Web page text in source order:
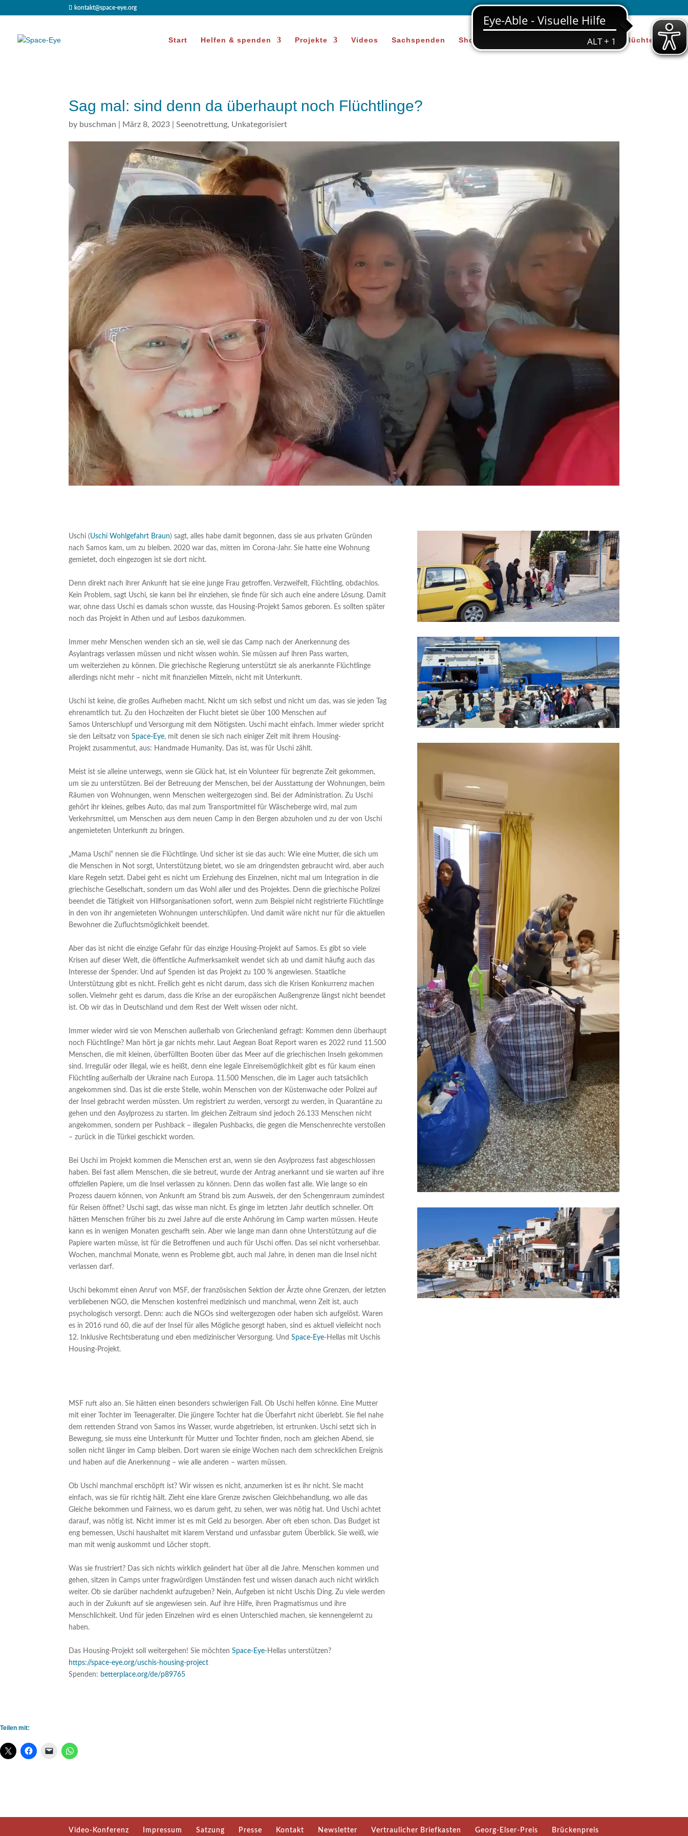
kontakt@space-eye.org
Start Helfen & spenden Projekte Videos Sachspenden Shop Beratung für Geflüchtete
Sag mal: sind denn da überhaupt noch Flüchtlinge?
by buschman März 8, 2023 |Seenotrettung, Unkategorisiert
Uschi (Uschi Wohlgefahrt Braun) sagt, alles habe damit begonnen, dass sie aus privaten Gründen
nach Samos kam, um zu bleiben. 2020 war das, mitten im Corona-Jahr. Sie hatte eine Wohnung
gemietet, doch eingezogen ist sie dort nicht.
Denn direkt nach ihrer Ankunft hat sie eine junge Frau getroffen. Verzweifelt, Flüchtling, obdachlos.
Kein Problem, sagt Uschi, sie kann bei ihr einziehen, sie finde für sich auch eine andere Lösung. Damit
war, ohne dass Uschi es damals schon wusste, das Housing-Projekt Samos geboren. Es sollten später
noch das Projekt in Athen und auf Lesbos dazukommen.
Immer mehr Menschen wenden sich an sie, weil sie das Camp nach der Anerkennung des
Asylantrags verlassen müssen und nicht wissen wohin. Sie müssen auf ihren Pass warten,
um weiterziehen zu können. Die griechische Regierung unterstützt sie als anerkannte Flüchtlinge
allerdings nicht mehr – nicht mit finanziellen Mitteln, nicht mit Unterkunft.
Uschi ist keine, die großes Aufheben macht. Nicht um sich selbst und nicht um das, was sie jeden Tag
ehrenamtlich tut. Zu den Hochzeiten der Flucht bietet sie über 100 Menschen auf
Samos Unterschlupf und Versorgung mit dem Nötigsten. Uschi macht einfach. Immer wieder spricht
sie den Leitsatz vonSpace-Eye, mit denen sie sich nach einiger Zeit mit ihrem Housing-
Projekt zusammentut, aus: Handmade Humanity. Das ist, was für Uschi zählt.
Meist ist sie alleine unterwegs, wenn sie Glück hat, ist ein Volunteer für begrenzte Zeit gekommen,
um sie zu unterstützen. Bei der Betreuung der Menschen, bei der Ausstattung der Wohnungen, beim
Räumen von Wohnungen, wenn Menschen weitergezogen sind. Bei der Administration. Zu Uschi
gehört ihr kleines, gelbes Auto, das mal zum Transportmittel für Wäscheberge wird, mal zum
Verkehrsmittel, um Menschen aus dem neuen Camp in den Bergen abzuholen und zu der von Uschi
angemieteten Unterkunft zu bringen.
„Mama Uschi“ nennen sie die Flüchtlinge. Und sicher ist sie das auch: Wie eine Mutter, die sich um
die Menschen in Not sorgt, Unterstützung bietet, wo sie am dringendsten gebraucht wird, aber auch
klare Regeln setzt. Dabei geht es nicht um Erziehung des Einzelnen, nicht mal um Integration in die
griechische Gesellschaft, sondern um das Wohl aller und des Projektes. Denn die griechische Polizei
beendet die Tätigkeit von Hilfsorganisationen sofort, wenn zum Beispiel nicht registrierte Flüchtlinge
in den von ihr angemieteten Wohnungen unterschlüpfen. Und damit wäre nicht nur für die aktuellen
Bewohner die Zufluchtsmöglichkeit beendet.
Aber das ist nicht die einzige Gefahr für das einzige Housing-Projekt auf Samos. Es gibt so viele
Krisen auf dieser Welt, die öffentliche Aufmerksamkeit wendet sich ab und damit häufig auch das
Interesse der Spender. Und auf Spenden ist das Projekt zu 100 % angewiesen. Staatliche
Unterstützung gibt es nicht. Freilich geht es nicht darum, dass sich die Krisen Konkurrenz machen
sollen. Vielmehr geht es darum, dass die Krise an der europäischen Außengrenze längst nicht beendet
ist. Ob wir das in Deutschland und dem Rest der Welt wissen oder nicht.
Immer wieder wird sie von Menschen außerhalb von Griechenland gefragt: Kommen denn überhaupt
noch Flüchtlinge? Man hört ja gar nichts mehr. Laut Aegean Boat Report waren es 2022 rund 11.500
Menschen, die mit kleinen, überfüllten Booten über das Meer auf die griechischen Inseln gekommen
sind. Irregulär oder illegal, wie es heißt, denn eine legale Einreisemöglichkeit gibt es für kaum einen
Flüchtling außerhalb der Ukraine nach Europa. 11.500 Menschen, die im Lager auch tatsächlich
angekommen sind. Das ist die erste Stelle, wohin Menschen von der Küstenwache oder Polizei auf
der Insel gebracht werden müssten. Um registriert zu werden, versorgt zu werden, in Quarantäne zu
gehen und den Asylprozess zu starten. Im gleichen Zeitraum sind jedoch 26.133 Menschen nicht
angekommen, sondern per Pushback – illegalen Pushbacks, die gegen die Menschenrechte verstoßen
– zurück in die Türkei geschickt worden.
Bei Uschi im Projekt kommen die Menschen erst an, wenn sie den Asylprozess fast abgeschlossen
haben. Bei fast allem Menschen, die sie betreut, wurde der Antrag anerkannt und sie warten auf ihre
offiziellen Papiere, um die Insel verlassen zu können. Denn das wollen fast alle. Wie lange so ein
Prozess dauern können, von Ankunft am Strand bis zum Ausweis, der den Schengenraum zumindest
für Reisen öffnet? Uschi sagt, das wisse man nicht. Es ginge im letzten Jahr deutlich schneller. Oft
hätten Menschen früher bis zu zwei Jahre auf die erste Anhörung im Camp warten müssen. Heute
kann es in wenigen Monaten geschafft sein. Aber wie lange man dann ohne Unterstützung auf die
Papiere warten müsse, ist für die Betroffenen und auch für Uschi offen. Das sei nicht vorhersehbar.
Wochen, manchmal Monate, wenn es Probleme gibt, auch mal Jahre, in denen man die Insel nicht
verlassen darf.
Uschi bekommt einen Anruf von MSF, der französischen Sektion der Ärzte ohne Grenzen, der letzten
verbliebenen NGO, die Menschen kostenfrei medizinisch und manchmal, wenn Zeit ist,auch
psychologisch versorgt. Denn: auch die NGOs sind weitergezogen oder haben sich aufgelöst. Waren
es in 2016 rund 60, die auf der Insel für alles Mögliche gesorgt haben, sind es aktuell vielleicht noch
12. Inklusive Rechtsberatung und eben medizinischer Versorgung. UndSpace-Eye-Hellas mit Uschis
Housing-Projekt.
MSF ruft also an. Sie hätten einen besonders schwierigen Fall. Ob Uschi helfen könne. Eine Mutter
mit einer Tochter im Teenageralter. Die jüngere Tochter hat die Überfahrt nicht überlebt. Sie fiel nahe
dem rettenden Strand von Samos ins Wasser, wurde abgetrieben, ist ertrunken. Uschi setzt sich in
Bewegung, sie muss eine Unterkunft für Mutter und Tochter finden, noch am gleichen Abend, sie
sollen nicht länger im Camp bleiben. Dort waren sie einige Wochen nach dem schrecklichen Ereignis
und haben auf die Anerkennung – wie alle anderen – warten müssen.
Ob Uschi manchmal erschöpft ist? Wir wissen es nicht, anzumerken ist es ihr nicht. Sie macht
einfach, was sie für richtig hält. Zieht eine klare Grenze zwischen Gleichbehandlung, wo alle das
Gleiche bekommen und Fairness, wo es darum geht, zu sehen, wer was nötig hat. Und Uschi achtet
darauf, was nötig ist. Nicht immer ist es mit Geld zu besorgen. Aber oft eben schon. Das Budget ist
eng bemessen, Uschi haushaltet mit klarem Verstand und unfassbar gutem Überblick. Sie weiß, wie
man mit wenig auskommt und Löcher stopft.
Was sie frustriert? Das sich nichts wirklich geändert hat über all die Jahre. Menschen kommen und
gehen, sitzen in Camps unter fragwürdigen Umständen fest und wissen danach auch nicht wirklich
weiter. Ob sie darüber nachdenkt aufzugeben? Nein, Aufgeben ist nicht Uschis Ding. Zu viele werden
auch in der Zukunft auf sie angewiesen sein. Auf ihre Hilfe, ihren Pragmatismus und ihre
Menschlichkeit. Und für jeden Einzelnen wird es einen Unterschied machen, sie kennengelernt zu
haben.
Das Housing-Projekt soll weitergehen! Sie möchtenSpace-Eye-Hellas unterstützen?
https://space-eye.org/uschis-housing-project
Spenden: betterplace.org/de/p89765
Teilen mit:
Video-Konferenz Impressum Satzung Presse Kontakt Newsletter Vertraulicher Briefkasten Georg-Elser-Preis Brückenpreis